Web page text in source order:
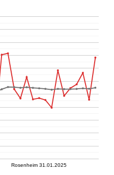
Rosenheim 31.01.2025